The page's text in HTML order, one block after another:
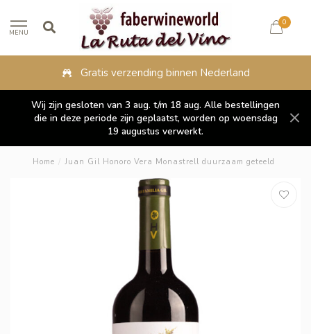
MENU
0
Gratis verzending binnen Nederland
Wij zijn gesloten van 3 aug. t/m 18 aug. Alle bestellingen
die in deze periode zijn geplaatst, worden op woensdag
19 augustus verwerkt.
Home / Juan Gil Honoro Vera Monastrell duurzaam geteeld